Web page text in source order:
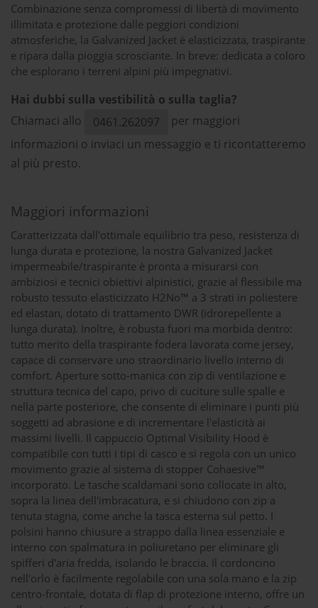
Combinazione senza compromessi di libertà di movimento
illimitata e protezione dalle peggiori condizioni
atmosferiche, la Galvanized Jacket è elasticizzata, traspirante
e ripara dalla pioggia scrosciante. In breve: dedicata a coloro
che esplorano i terreni alpini più impegnativi.
Hai dubbi sulla vestibilità o sulla taglia?
Chiamaci allo
0461.262097
per maggiori
informazioni o inviaci un messaggio e ti ricontatteremo
al più presto.
Maggiori informazioni
Caratterizzata dall'ottimale equilibrio tra peso, resistenza di
lunga durata e protezione, la nostra Galvanized Jacket
impermeabile/traspirante è pronta a misurarsi con
ambiziosi e tecnici obiettivi alpinistici, grazie al flessibile ma
robusto tessuto elasticizzato H2No™ a 3 strati in poliestere
ed elastan, dotato di trattamento DWR (idrorepellente a
lunga durata). Inoltre, è robusta fuori ma morbida dentro:
tutto merito della traspirante fodera lavorata come jersey,
capace di conservare uno straordinario livello interno di
comfort. Aperture sotto-manica con zip di ventilazione e
struttura tecnica del capo, privo di cuciture sulle spalle e
nella parte posteriore, che consente di eliminare i punti più
soggetti ad abrasione e di incrementare l'elasticità ai
massimi livelli. Il cappuccio Optimal Visibility Hood è
compatibile con tutti i tipi di casco e si regola con un unico
movimento grazie al sistema di stopper Cohaesive™
incorporato. Le tasche scaldamani sono collocate in alto,
sopra la linea dell'imbracatura, e si chiudono con zip a
tenuta stagna, come anche la tasca esterna sul petto. I
polsini hanno chiusure a strappo dalla linea essenziale e
interno con spalmatura in poliuretano per eliminare gli
spifferi d'aria fredda, isolando le braccia. Il cordoncino
nell'orlo è facilmente regolabile con una sola mano e la zip
centro-frontale, dotata di flap di protezione interno, offre un